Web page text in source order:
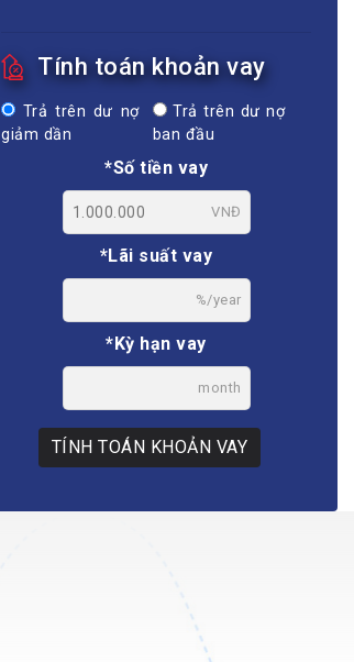
Tính toán khoản vay
Trả trên dư nợ
giảm dần
Trả trên dư nợ
ban đầu
*Số tiền vay
VNĐ
*Lãi suất vay
%/year
*Kỳ hạn vay
month
TÍNH TOÁN KHOẢN VAY